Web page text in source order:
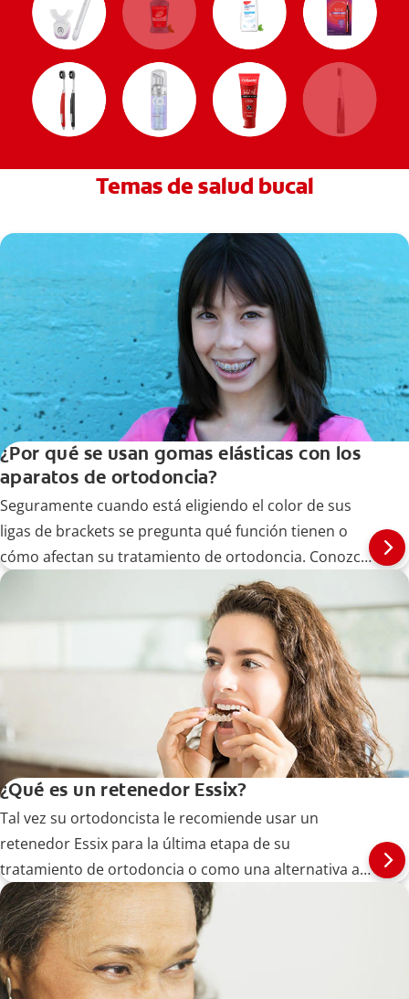
Temas de salud bucal
¿Por qué se usan gomas elásticas con los
aparatos de ortodoncia?
Seguramente cuando está eligiendo el color de sus
ligas de brackets se pregunta qué función tienen o
cómo afectan su tratamiento de ortodoncia. Conozca
más aquí.
¿Qué es un retenedor Essix?
Tal vez su ortodoncista le recomiende usar un
retenedor Essix para la última etapa de su
tratamiento de ortodoncia o como una alternativa a
los brackets. Descubra más aquí.